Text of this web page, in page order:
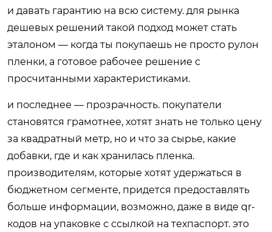
и давать гарантию на всю систему. для рынка
дешевых решений такой подход может стать
эталоном — когда ты покупаешь не просто рулон
пленки, а готовое рабочее решение с
просчитанными характеристиками.
и последнее — прозрачность. покупатели
становятся грамотнее, хотят знать не только цену
за квадратный метр, но и что за сырье, какие
добавки, где и как хранилась пленка.
производителям, которые хотят удержаться в
бюджетном сегменте, придется предоставлять
больше информации, возможно, даже в виде qr-
кодов на упаковке с ссылкой на техпаспорт. это